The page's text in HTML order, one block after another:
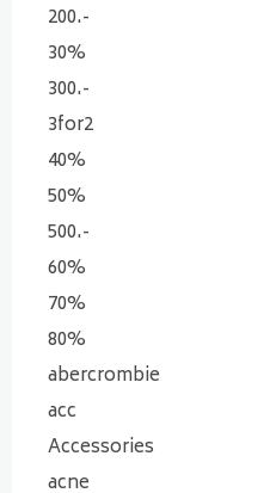
200.-
30%
300.-
3for2
40%
50%
500.-
60%
70%
80%
abercrombie
acc
Accessories
acne